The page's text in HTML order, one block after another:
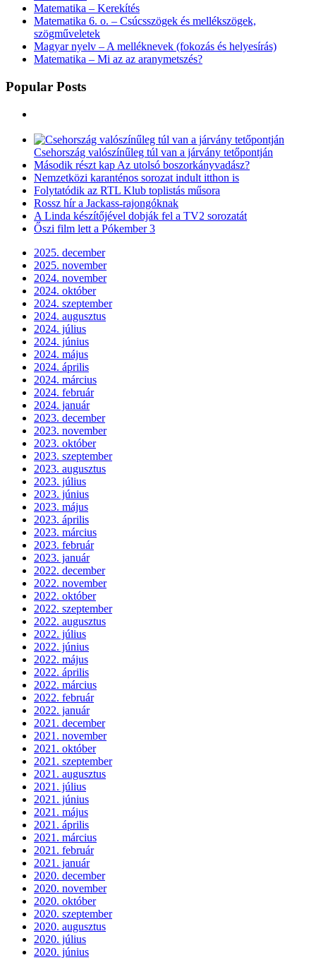
Matematika – Kerekítés
Matematika 6. o. – Csúcsszögek és mellékszögek,
szögműveletek
Magyar nyelv – A melléknevek (fokozás és helyesírás)
Matematika – Mi az az aranymetszés?
Popular Posts
Csehország valószínűleg túl van a járvány tetőpontján
Második részt kap Az utolsó boszorkányvadász?
Nemzetközi karanténos sorozat indult itthon is
Folytatódik az RTL Klub toplistás műsora
Rossz hír a Jackass-rajongóknak
A Linda készítőjével dobják fel a TV2 sorozatát
Őszi film lett a Pókember 3
2025. december
2025. november
2024. november
2024. október
2024. szeptember
2024. augusztus
2024. július
2024. június
2024. május
2024. április
2024. március
2024. február
2024. január
2023. december
2023. november
2023. október
2023. szeptember
2023. augusztus
2023. július
2023. június
2023. május
2023. április
2023. március
2023. február
2023. január
2022. december
2022. november
2022. október
2022. szeptember
2022. augusztus
2022. július
2022. június
2022. május
2022. április
2022. március
2022. február
2022. január
2021. december
2021. november
2021. október
2021. szeptember
2021. augusztus
2021. július
2021. június
2021. május
2021. április
2021. március
2021. február
2021. január
2020. december
2020. november
2020. október
2020. szeptember
2020. augusztus
2020. július
2020. június